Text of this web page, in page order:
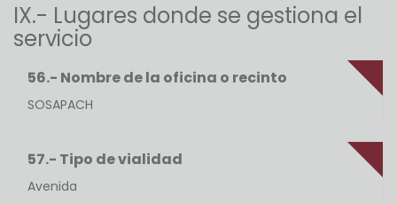
IX.- Lugares donde se gestiona el
servicio
56.- Nombre de la oficina o recinto
SOSAPACH
57.- Tipo de vialidad
Avenida